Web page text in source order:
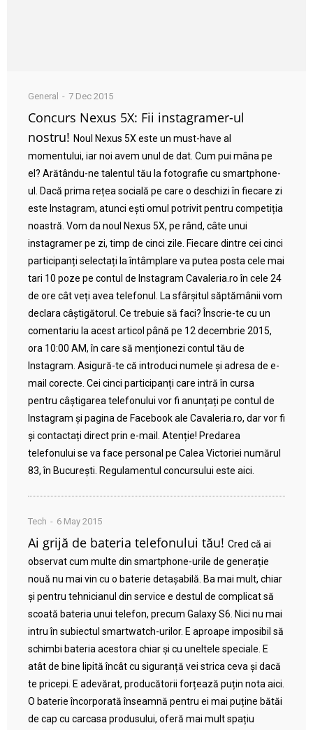
General 7 Dec 2015
Concurs Nexus 5X: Fii instagramer-ul
nostru! Noul Nexus 5X este un must-have al
momentului, iar noi avem unul de dat. Cum pui mâna pe
el? Arătându-ne talentul tău la fotografie cu smartphone-
ul. Dacă prima rețea socială pe care o deschizi în fiecare zi
este Instagram, atunci ești omul potrivit pentru competiția
noastră. Vom da noul Nexus 5X, pe rând, câte unui
instagramer pe zi, timp de cinci zile. Fiecare dintre cei cinci
participanți selectați la întâmplare va putea posta cele mai
tari 10 poze pe contul de Instagram Cavaleria.ro în cele 24
de ore cât veți avea telefonul. La sfârșitul săptămânii vom
declara câștigătorul. Ce trebuie să faci? Înscrie-te cu un
comentariu la acest articol până pe 12 decembrie 2015,
ora 10:00 AM, în care să menționezi contul tău de
Instagram. Asigură-te că introduci numele și adresa de e-
mail corecte. Cei cinci participanți care intră în cursa
pentru câștigarea telefonului vor fi anunțați pe contul de
Instagram și pagina de Facebook ale Cavaleria.ro, dar vor fi
și contactați direct prin e-mail. Atenție! Predarea
telefonului se va face personal pe Calea Victoriei numărul
83, în București. Regulamentul concursului este aici.
Tech 6 May 2015
Ai grijă de bateria telefonului tău! Cred că ai
observat cum multe din smartphone-urile de generație
nouă nu mai vin cu o baterie detașabilă. Ba mai mult, chiar
și pentru tehnicianul din service e destul de complicat să
scoată bateria unui telefon, precum Galaxy S6. Nici nu mai
intru în subiectul smartwatch-urilor. E aproape imposibil să
schimbi bateria acestora chiar și cu uneltele speciale. E
atât de bine lipită încât cu siguranță vei strica ceva și dacă
te pricepi. E adevărat, producătorii forțează puțin nota aici.
O baterie încorporată înseamnă pentru ei mai puține bătăi
de cap cu carcasa produsului, oferă mai mult spațiu